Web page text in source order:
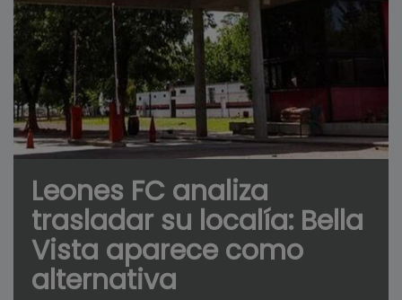
Leones FC analiza
trasladar su localía: Bella
Vista aparece como
alternativa